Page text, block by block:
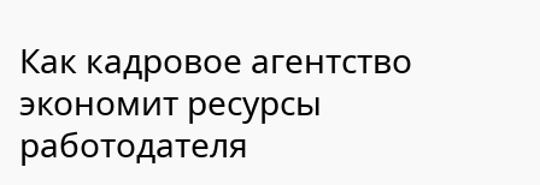
Как кадровое агентство
экономит ресурсы
работодателя